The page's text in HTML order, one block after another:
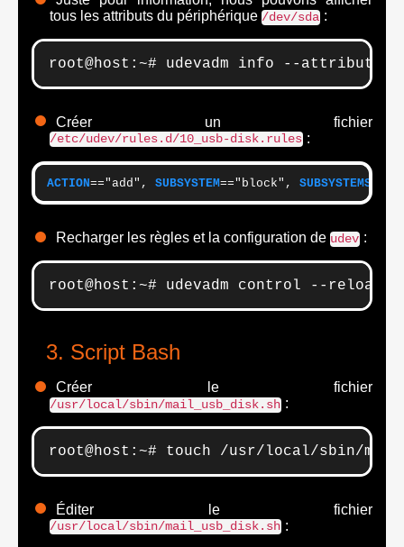
tous les attributs du périphérique /dev/sda:
root@host:~# udevadm info --attribute-
Créer un fichier
/etc/udev/rules.d/10_usb-disk.rules:
ACTION=="add", SUBSYSTEM=="block", SUBSYSTEMS
Recharger les règles et la configuration de udev:
root@host:~# udevadm control --reload
Script Bash
Créer le fichier
/usr/local/sbin/mail_usb_disk.sh:
root@host:~# touch /usr/local/sbin/
Éditer le fichier
/usr/local/sbin/mail_usb_disk.sh: